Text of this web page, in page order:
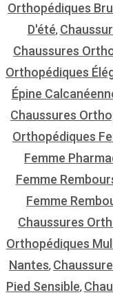
Orthopédiques
D'été,
Chaussures
Orthopédiques
Épine
Chaussures
Orthopédiques
Femme
Femme
Femme
Chaussures
Orthopédiques
Nantes,
Pied Sensible,